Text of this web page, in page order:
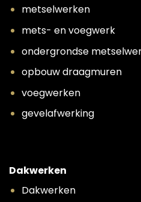
metselwerken
mets- en voegwerk
ondergrondse
opbouw draagmuren
voegwerken
gevelafwerking
Dakwerken
Dakwerken